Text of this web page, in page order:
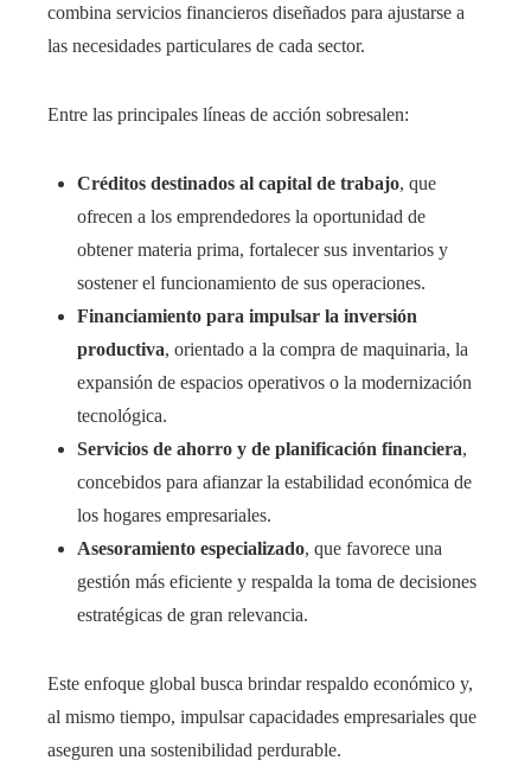
combina servicios financieros diseñados para ajustarse a
las necesidades particulares de cada sector.
Entre las principales líneas de acción sobresalen:
Créditos destinados al capital de trabajo, que
ofrecen a los emprendedores la oportunidad de
obtener materia prima, fortalecer sus inventarios y
sostener el funcionamiento de sus operaciones.
Financiamiento para impulsar la inversión
productiva, orientado a la compra de maquinaria, la
expansión de espacios operativos o la modernización
tecnológica.
Servicios de ahorro y de planificación financiera,
concebidos para afianzar la estabilidad económica de
los hogares empresariales.
Asesoramiento especializado, que favorece una
gestión más eficiente y respalda la toma de decisiones
estratégicas de gran relevancia.
Este enfoque global busca brindar respaldo económico y,
al mismo tiempo, impulsar capacidades empresariales que
aseguren una sostenibilidad perdurable.